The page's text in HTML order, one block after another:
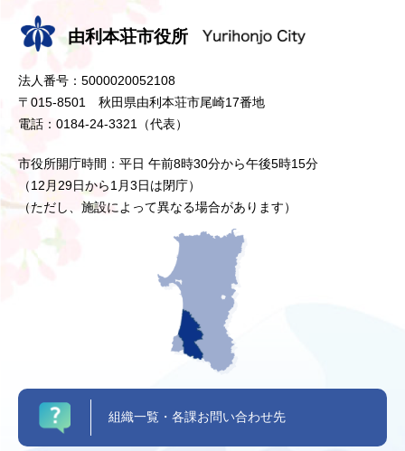
由利本荘市役所
法人番号：5000020052108
〒015-8501 秋田県由利本荘市尾崎17番地
電話：0184-24-3321（代表）
市役所開庁時間：平日 午前8時30分から午後5時15分
（12月29日から1月3日は閉庁）
（ただし、施設によって異なる場合があります）
組織一覧・各課お問い合わせ先